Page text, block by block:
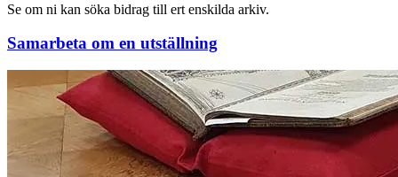
Se om ni kan söka bidrag till ert enskilda arkiv.
Samarbeta om en utställning